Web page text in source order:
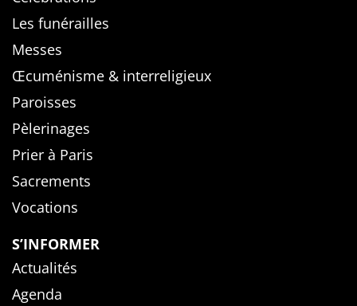
Les funérailles
Messes
Œcuménisme & interreligieux
Paroisses
Pèlerinages
Prier à Paris
Sacrements
Vocations
S’INFORMER
Actualités
Agenda